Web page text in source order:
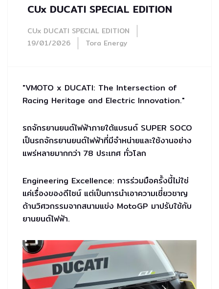
CUx DUCATI SPECIAL EDITION
CUx DUCATI SPECIAL EDITION
19/01/2026
Tora Energy
"VMOTO x DUCATI: The Intersection of
Racing Heritage and Electric Innovation."
รถจักรยานยนต์ไฟฟ้าภายใต้แบรนด์ SUPER SOCO
เป็นรถจักรยานยนต์ไฟฟ้าที่มีจำหน่ายและใช้งานอย่าง
แพร่หลายมากกว่า 78 ประเทศ ทั่วโลก
Engineering Excellence: การร่วมมือครั้งนี้ไม่ใช่
แค่เรื่องของดีไซน์ แต่เป็นการนำเอาความเชี่ยวชาญ
ด้านวิศวกรรมจากสนามแข่ง MotoGP มาปรับใช้กับ
ยานยนต์ไฟฟ้า.